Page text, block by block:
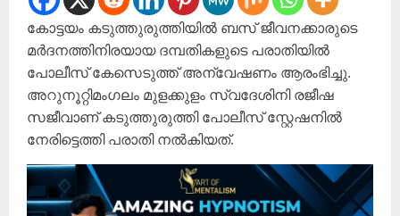
കോട്ടയം കടുത്തുരുത്തിയിൽ ബസ് ജീവനക്കാരുടെ
മർദനത്തിനിരയായ ദമ്പതികളുടെ പരാതിയിൽ
പോലീസ് കേസെടുത്ത് അന്വേഷണം ആരംഭിച്ചു.
അറുനൂറ്റിമംഗലം മുളക്കുളം സ്വദേശിനി രജീഷ
സജീവാണ് കടുത്തുരുത്തി പോലീസ് സ്റ്റേഷനിൽ
നേരിട്ടെത്തി പരാതി നൽകിയത്.